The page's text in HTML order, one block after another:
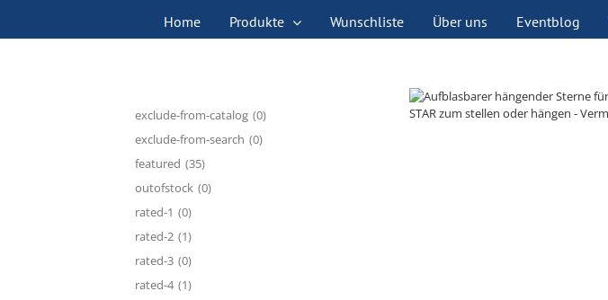
springen
Home Produkte Wunschliste Über uns Eventblog
exclude-from-catalog (0)
exclude-from-search (0)
featured (35)
outofstock (0)
rated-1 (0)
rated-2 (1)
rated-3 (0)
rated-4 (1)